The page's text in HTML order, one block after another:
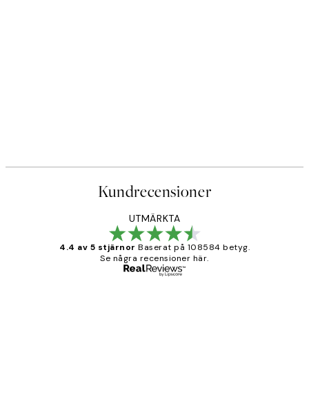
Kundrecensioner
UTMÄRKTA
4.4 av 5 stjärnor Baserat på 108584 betyg.
Se några recensioner här.